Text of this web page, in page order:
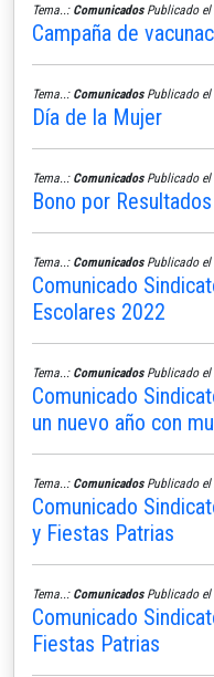
Tema..: ComunicadosPublicado el
Campaña de
Tema..: ComunicadosPublicado el
Día de la Mujer
Tema..: ComunicadosPublicado el
Bono por
Tema..: ComunicadosPublicado el
Comunicado
Escolares 2022
Tema..: ComunicadosPublicado el
Comunicado
un nuevo año con
Tema..: ComunicadosPublicado el
Comunicado
y Fiestas Patrias
Tema..: ComunicadosPublicado el
Comunicado
Fiestas Patrias